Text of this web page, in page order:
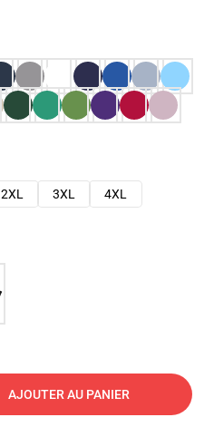
2XL 3XL
4XL
AJOUTER AU PANIER